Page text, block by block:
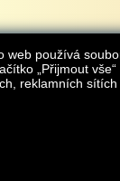
je AGROMARKET IRSI
web používá
„Přijmout vše“
reklamních sítích